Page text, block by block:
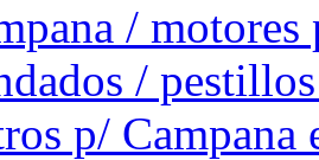
/
/
p/ Campana